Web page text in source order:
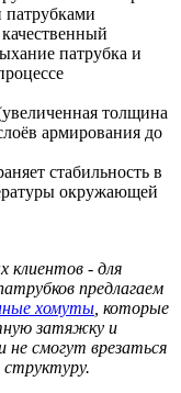
патрубка и
толщина
армирования до
стабильность в
окружающей
клиентов - для
предлагаем
хомуты , которые
затяжку и
не смогут врезаться